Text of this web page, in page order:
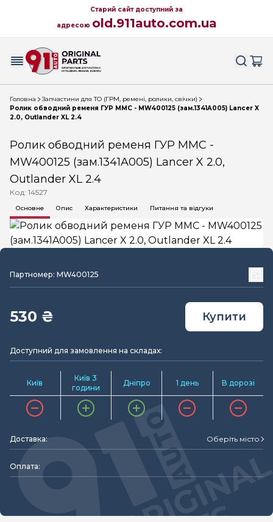
Старий сайт доступний за
адресою old.911auto.com.ua
Головна
Запчастини для ТО (ГРМ, ремені, ролики, свічки)
Ролик обводний ременя ГУР MMC - MW400125 (зам.1341A005) Lancer X
2.0, Outlander XL 2.4
Ролик обводний ременя ГУР MMC -
MW400125 (зам.1341A005) Lancer X 2.0,
Outlander XL 2.4
Код: 14527
Основне Опис Характеристики Питання та відгуки
Партномер: MW400125
530 ₴ Купити
Доступний для замовлення на складах:
Київ
Київ 3
години
Дніпро 1 день В дорозі
Доставка: Оберіть місто
Оплата: